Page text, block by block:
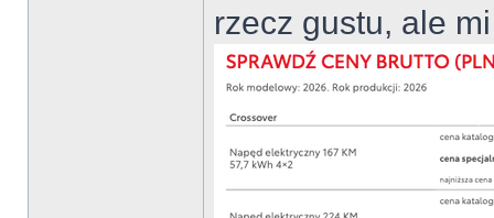
rzecz gustu, ale